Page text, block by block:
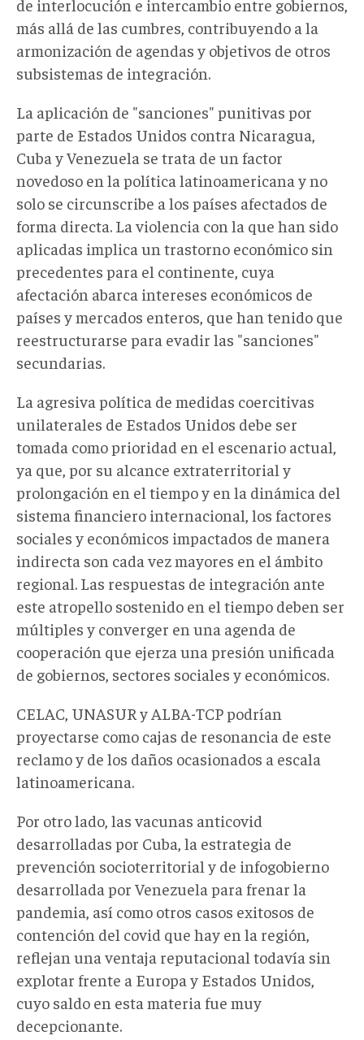
de interlocución e intercambio entre gobiernos,
más allá de las cumbres, contribuyendo a la
armonización de agendas y objetivos de otros
subsistemas de integración.
La aplicación de "sanciones" punitivas por
parte de Estados Unidos contra Nicaragua,
Cuba y Venezuela se trata de un factor
novedoso en la política latinoamericana y no
solo se circunscribe a los países afectados de
forma directa. La violencia con la que han sido
aplicadas implica un trastorno económico sin
precedentes para el continente, cuya
afectación abarca intereses económicos de
países y mercados enteros, que han tenido que
reestructurarse para evadir las "sanciones"
secundarias.
La agresiva política de medidas coercitivas
unilaterales de Estados Unidos debe ser
tomada como prioridad en el escenario actual,
ya que, por su alcance extraterritorial y
prolongación en el tiempo y en la dinámica del
sistema financiero internacional, los factores
sociales y económicos impactados de manera
indirecta son cada vez mayores en el ámbito
regional. Las respuestas de integración ante
este atropello sostenido en el tiempo deben ser
múltiples y converger en una agenda de
cooperación que ejerza una presión unificada
de gobiernos, sectores sociales y económicos.
CELAC, UNASUR y ALBA-TCP podrían
proyectarse como cajas de resonancia de este
reclamo y de los daños ocasionados a escala
latinoamericana.
Por otro lado, las vacunas anticovid
desarrolladas por Cuba, la estrategia de
prevención socioterritorial y de infogobierno
desarrollada por Venezuela para frenar la
pandemia, así como otros casos exitosos de
contención del covid que hay en la región,
reflejan una ventaja reputacional todavía sin
explotar frente a Europa y Estados Unidos,
cuyo saldo en esta materia fue muy
decepcionante.